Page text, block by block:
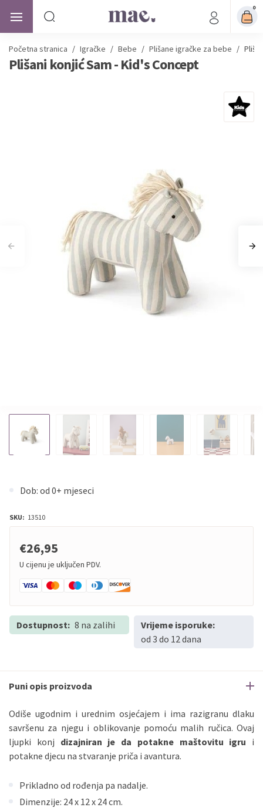
0
Početna stranica / Igračke / Bebe / Plišane igračke za bebe /
Plišani konjić Sam - Kid's Concept
Dob: od 0+ mjeseci
SKU: 13510
€26,95
U cijenu je uključen PDV.
Dostupnost: 8 na zalihi
Vrijeme isporuke:
od 3 do 12 dana
Puni opis proizvoda
Odiše ugodnim i urednim osjećajem i ima razigranu dlaku
savršenu za njegu i oblikovanje pomoću malih ručica. Ovaj
ljupki konj dizajniran je da potakne maštovitu igru ​​i
potakne djecu na stvaranje priča i avantura.
Prikladno od rođenja pa nadalje.
Dimenzije: 24 x 12 x 24 cm.